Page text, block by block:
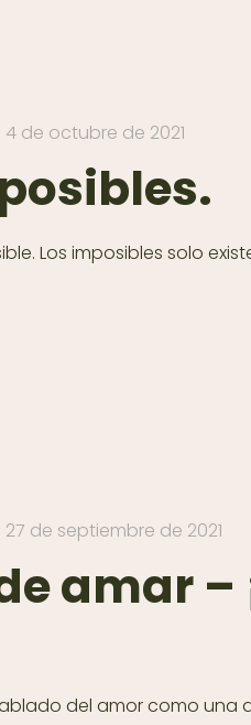
4 de octubre de 2021
Los imposibles solo
27 de septiembre de 2021
amar –
del amor como una